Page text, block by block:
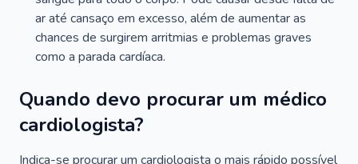
ar até cansaço em excesso, além de aumentar as
chances de surgirem arritmias e problemas graves
como a parada cardíaca.
Quando devo procurar um médico
cardiologista?
Indica-se procurar um cardiologista o mais rápido possível